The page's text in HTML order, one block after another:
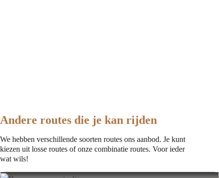
Andere routes die je kan rijden
We hebben verschillende soorten routes ons aanbod. Je kunt
kiezen uit losse routes of onze combinatie routes. Voor ieder
wat wils!